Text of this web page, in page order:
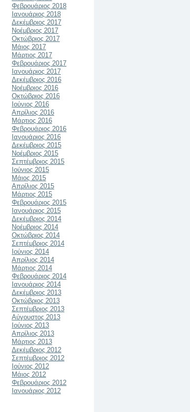
Φεβρουάριος 2018
Ιανουάριος 2018
Δεκέμβριος 2017
Νοέμβριος 2017
Οκτώβριος 2017
Μάιος 2017
Μάρτιος 2017
Φεβρουάριος 2017
Ιανουάριος 2017
Δεκέμβριος 2016
Νοέμβριος 2016
Οκτώβριος 2016
Ιούνιος 2016
Απρίλιος 2016
Μάρτιος 2016
Φεβρουάριος 2016
Ιανουάριος 2016
Δεκέμβριος 2015
Νοέμβριος 2015
Σεπτέμβριος 2015
Ιούνιος 2015
Μάιος 2015
Απρίλιος 2015
Μάρτιος 2015
Φεβρουάριος 2015
Ιανουάριος 2015
Δεκέμβριος 2014
Νοέμβριος 2014
Οκτώβριος 2014
Σεπτέμβριος 2014
Ιούνιος 2014
Απρίλιος 2014
Μάρτιος 2014
Φεβρουάριος 2014
Ιανουάριος 2014
Δεκέμβριος 2013
Οκτώβριος 2013
Σεπτέμβριος 2013
Αύγουστος 2013
Ιούνιος 2013
Απρίλιος 2013
Μάρτιος 2013
Δεκέμβριος 2012
Σεπτέμβριος 2012
Ιούνιος 2012
Μάιος 2012
Φεβρουάριος 2012
Ιανουάριος 2012